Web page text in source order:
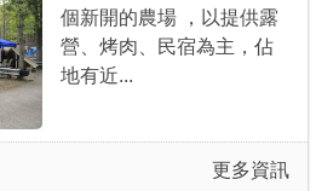
個新開的農場 ，以提供露
營、烤肉、民宿為主，佔
地有近...
更多資訊